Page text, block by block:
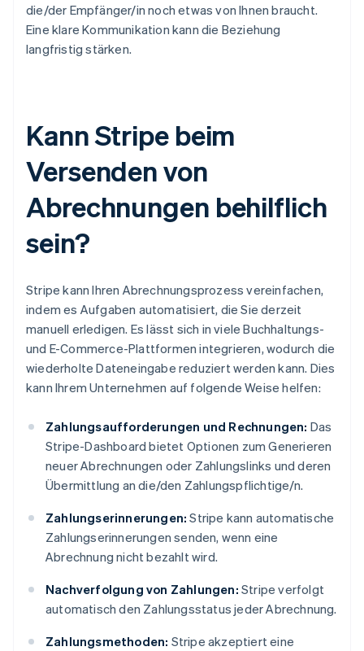
die/der Empfänger/in noch etwas von Ihnen braucht.
Eine klare Kommunikation kann die Beziehung
langfristig stärken.
Kann Stripe beim
Versenden von
Abrechnungen behilflich
sein?
Stripe kann Ihren Abrechnungsprozess vereinfachen,
indem es Aufgaben automatisiert, die Sie derzeit
manuell erledigen. Es lässt sich in viele Buchhaltungs-
und E-Commerce-Plattformen integrieren, wodurch die
wiederholte Dateneingabe reduziert werden kann. Dies
kann Ihrem Unternehmen auf folgende Weise helfen:
Zahlungsaufforderungen und Rechnungen: Das
Stripe-Dashboard bietet Optionen zum Generieren
neuer Abrechnungen oder Zahlungslinks und deren
Übermittlung an die/den Zahlungspflichtige/n.
Zahlungserinnerungen: Stripe kann automatische
Zahlungserinnerungen senden, wenn eine
Abrechnung nicht bezahlt wird.
Nachverfolgung von Zahlungen: Stripe verfolgt
automatisch den Zahlungsstatus jeder Abrechnung.
Zahlungsmethoden: Stripe akzeptiert eine